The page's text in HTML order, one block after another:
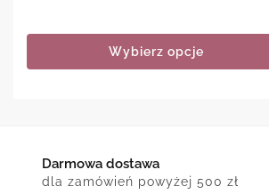
Wybierz opcje
Darmowa dostawa
dla zamówień powyżej 500 zł